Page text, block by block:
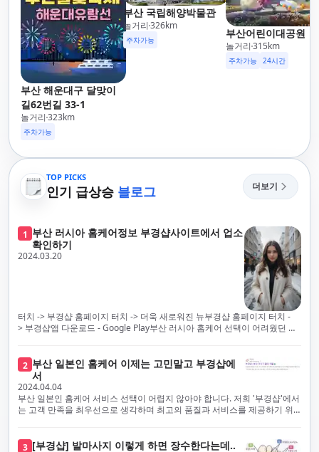
부산 해운대구 달맞이
길62번길 33-1
놀거리 323km
주차가능
부산 국립해양박물관
놀거리 326km
주차가능 부산어린이대공원
놀거리 315km
주차가능 24시간
TOP PICKS
인기 급상승 블로그 더보기
1 부산 러시아 홈케어정보 부경샵사이트에서 업소
확인하기
2024.03.20
터치 -> 부경샵 홈페이지 터치 -> 더욱 새로워진 뉴부경샵 홈페이지 터치 -
> 부경샵앱 다운로드 - Google Play부산 러시아 홈케어 선택이 어려웠던 시
스의 모든 과정을 후불제로 운영합니다. 이는 고객님의 최대 편의를 보장하
기 위한 부경샵의 약속입니다.부경샵은 현장에서 바로 고객님께 서비스를
제공하는 깨끗하고 전문적으로 훈련된 관리사들을 다수 보유하고 있음을 자
랑스럽게 생각합니다. 이는 프리미엄 부산 러시아 홈케어 경험을 제공하기
위한 부경샵의 노력의 일환입니다.현 시대의 불확실성 속에서, 안전은 부경
하고 개인의 건강 상태를 지속적으로 모니터링합니다.예약금을 요구하는 업
2 부산 일본인 홈케어 이제는 고민말고 부경샵에
서
2024.04.04
부산 일본인 홈케어 서비스 선택이 어렵지 않아야 합니다. 저희 '부경샵'에서
는 고객 만족을 최우선으로 생각하며 최고의 품질과 서비스를 제공하기 위
프리미엄 부산 일본인 홈케어 경험을 제공하고자 현장에서 직접 깨끗하고
3 [부경샵] 발마사지 이렇게 하면 장수한다는데..